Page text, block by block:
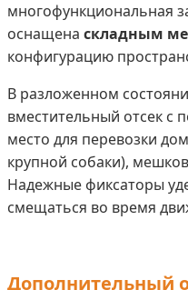
многофункциональная
оснащена складным
конфигурацию
В разложенном
вместительный отсек с
место для перевозки
крупной собаки),
Надежные фиксаторы
смещаться во время
Дополнительный